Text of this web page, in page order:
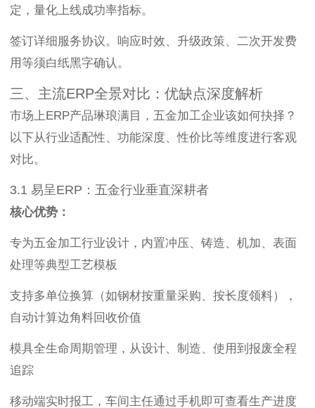
定，量化上线成功率指标。
签订详细服务协议。响应时效、升级政策、二次开发费
用等须白纸黑字确认。
三、主流ERP全景对比：优缺点深度解析
市场上ERP产品琳琅满目，五金加工企业该如何抉择？
以下从行业适配性、功能深度、性价比等维度进行客观
对比。
3.1 易呈ERP：五金行业垂直深耕者
核心优势：
专为五金加工行业设计，内置冲压、铸造、机加、表面
处理等典型工艺模板
支持多单位换算（如钢材按重量采购、按长度领料），
自动计算边角料回收价值
模具全生命周期管理，从设计、制造、使用到报废全程
追踪
移动端实时报工，车间主任通过手机即可查看生产进度